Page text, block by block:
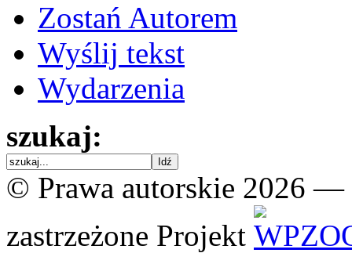
Zostań Autorem
Wyślij tekst
Wydarzenia
szukaj:
© Prawa autorskie 2026 —
zastrzeżone Projekt